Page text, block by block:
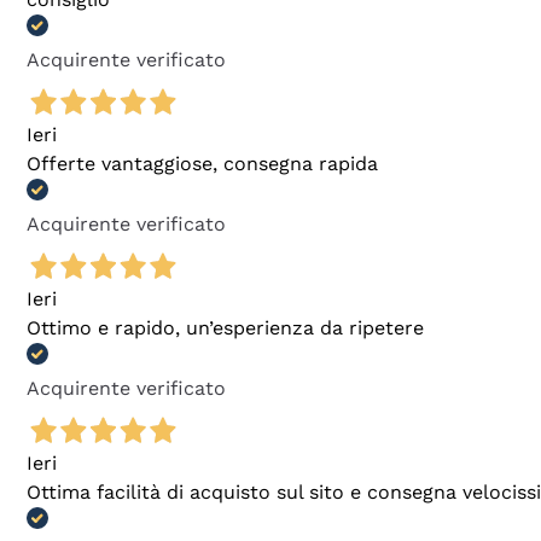
Acquirente verificato
Ieri
Offerte vantaggiose, consegna rapida
Acquirente verificato
Ieri
Ottimo e rapido, un’esperienza da ripetere
Acquirente verificato
Ieri
Ottima facilità di acquisto sul sito e consegna